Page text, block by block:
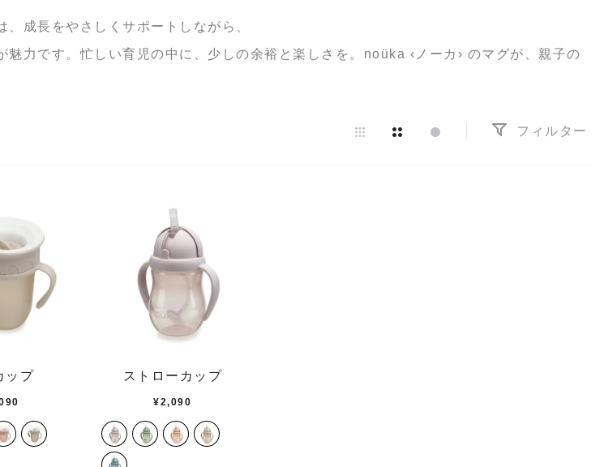
成長をやさしくサポートしながら、
魅力です。忙しい育児の中に、少しの余裕と楽しさを。noüka ‹ノーカ› のマグが、親子の
フィルター
ップ ストローカップ
¥2,090